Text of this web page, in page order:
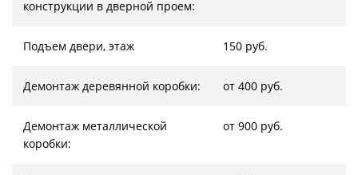
конструкции в дверной проем:
Подъем двери, этаж 150 руб.
Демонтаж деревянной коробки: от 400 руб.
Демонтаж металлической
коробки:
от 900 руб.